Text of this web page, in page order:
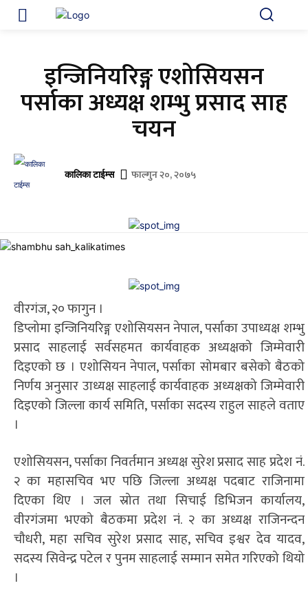
इन्जिनियरिङ्ग एशोसियसन
पर्साका अध्यक्ष शम्भु प्रसाद साह
चयन
कालिका टाईम्स फाल्गुन २०, २०७५
वीरगंज, २० फागुन ।
डिप्लोमा इन्जिनियरिङ्ग एशोसियसन नेपाल, पर्साका उपाध्यक्ष शम्भु
प्रसाद साहलाई सर्वसहमत कार्यवाहक अध्यक्षको जिम्मेवारी
दिइएको छ । एशोसियन नेपाल, पर्साका सोमबार बसेको बैठको
निर्णय अनुसार उाध्यक्ष साहलाई कार्यवाहक अध्यक्षको जिम्मेवारी
दिइएको जिल्ला कार्य समिति, पर्साका सदस्य राहुल साहले वताए
।
एशोसियसन, पर्साका निवर्तमान अध्यक्ष सुरेश प्रसाद साह प्रदेश नं.
२ का महासचिव भए पछि जिल्ला अध्यक्ष पदबाट राजिनामा
दिएका थिए । जल स्रोत तथा सिचाई डिभिजन कार्यालय,
वीरगंजमा भएको बैठकमा प्रदेश नं. २ का अध्यक्ष राजिनन्दन
चौधरी, महा सचिव सुरेश प्रसाद साह, सचिव इश्वर देव यादव,
सदस्य सिवेन्द्र पटेल र पुनम साहलाई सम्मान समेत गरिएको थियो
।